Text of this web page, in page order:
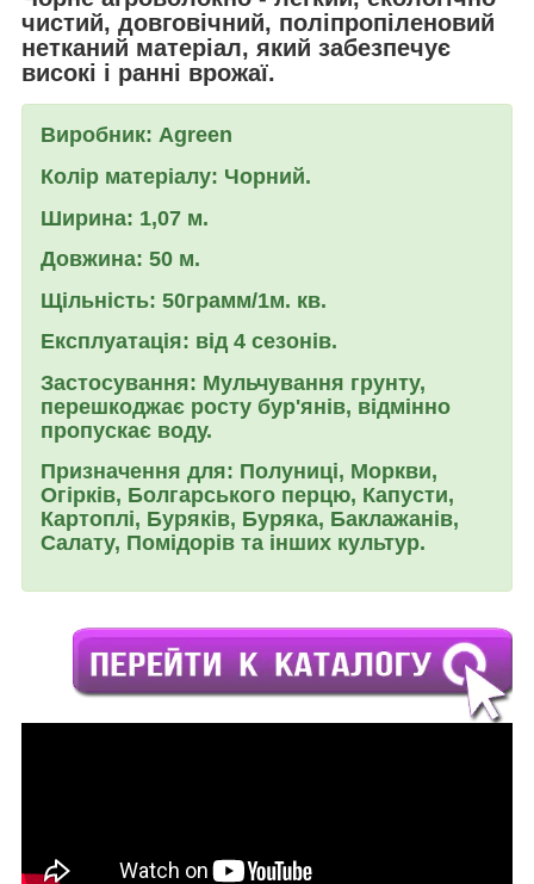
чистий, довговічний, поліпропіленовий
нетканий матеріал, який забезпечує
високі і ранні врожаї.
Виробник: Agreen
Колір матеріалу: Чорний.
Ширина: 1,07 м.
Довжина: 50 м.
Щільність: 50грамм/1м. кв.
Експлуатація: від 4 сезонів.
Застосування: Мульчування грунту,
перешкоджає росту бур'янів, відмінно
пропускає воду.
Призначення для: Полуниці, Моркви,
Огірків, Болгарського перцю, Капусти,
Картоплі, Буряків, Буряка, Баклажанів,
Салату, Помідорів та інших культур.